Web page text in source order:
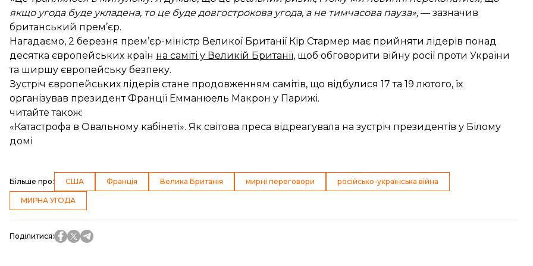
якщо угода буде укладена, то це буде довгострокова угода, а не тимчасова пауза», — зазначив
британський прем’єр.
Нагадаємо, 2 березня прем’єр-міністр Великої Британії Кір Стармер має прийняти лідерів понад
десятка європейських країн на саміті у Великій Британії, щоб обговорити війну росії проти України
та ширшу європейську безпеку.
Зустріч європейських лідерів стане продовженням самітів, що відбулися 17 та 19 лютого, їх
організував президент Франції Емманюель Макрон у Парижі.
читайте також:
«Катастрофа в Овальному кабінеті». Як світова преса відреагувала на зустріч президентів у Білому
домі
Більше про: США Франція Велика Британія мирні переговори російсько-українська війна
МИРНА УГОДА
Поділитися: